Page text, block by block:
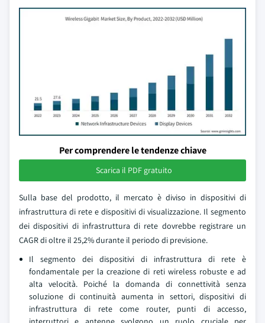
Per comprendere le tendenze chiave
Scarica il PDF gratuito
Sulla base del prodotto, il mercato è diviso in dispositivi di
infrastruttura di rete e dispositivi di visualizzazione. Il segmento
dei dispositivi di infrastruttura di rete dovrebbe registrare un
CAGR di oltre il 25,2% durante il periodo di previsione.
Il segmento dei dispositivi di infrastruttura di rete è
fondamentale per la creazione di reti wireless robuste e ad
alta velocità. Poiché la domanda di connettività senza
soluzione di continuità aumenta in settori, dispositivi di
infrastruttura di rete come router, punti di accesso,